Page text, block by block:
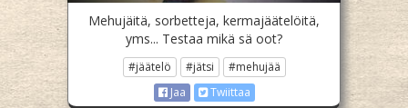
Mehujäitä, sorbetteja, kermajäätelöitä,
yms... Testaa mikä sä oot?
#jäätelö #jätsi
#mehujää
Jaa
Twiittaa